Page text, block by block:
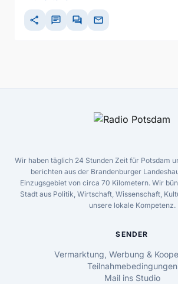
share chat forum mail
Wir haben täglich 24 Stunden Zeit für Potsdam
berichten aus der Brandenburger
Einzugsgebiet von circa 70 Kilometern. Wir
Stadt aus Politik, Wirtschaft, Wissenschaft,
unsere lokale Kompetenz.
SENDER
Vermarktung, Werbung &
Teilnahmebedingungen
Mail ins Studio